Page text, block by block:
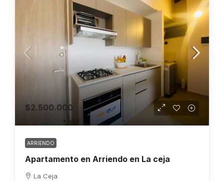
$2.500.000
ARRIENDO
Apartamento en Arriendo en La ceja
La Ceja